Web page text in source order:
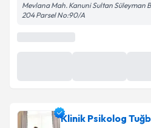
Mevlana Mah. Kanuni Sultan Süleyman
204 Parsel No:90/A
Klinik Psikolog